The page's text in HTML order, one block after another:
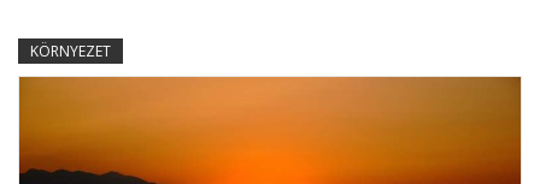
KÖRNYEZET